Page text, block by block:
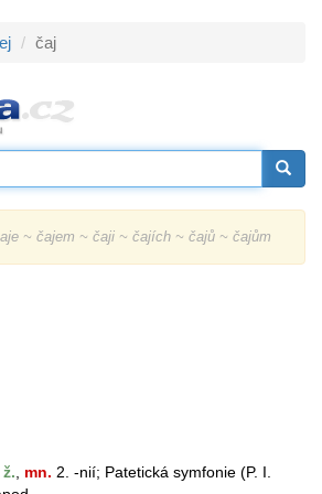
čaj
~ čajem ~ čaji ~ čajích ~ čajů ~ čajům
ž. mn. 2. -nií; Patetická symfonie (P. I.